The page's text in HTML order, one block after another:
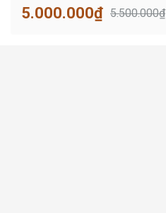
5.000.000₫ 5.500.000₫